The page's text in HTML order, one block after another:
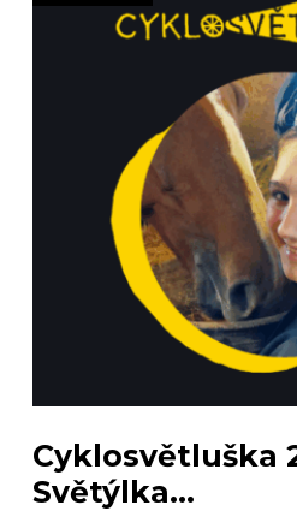
Cyklosvětluška
Světýlka...